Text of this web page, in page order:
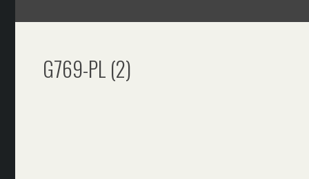
G769-PL (2)